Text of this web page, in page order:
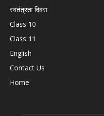
स्वतंत्रता दिवस
Class 10
Class 11
English
Contact Us
Home